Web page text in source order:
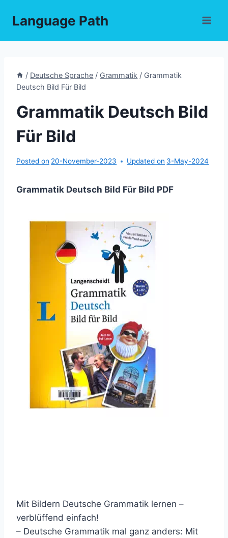
Language Path
/ Deutsche Sprache / Grammatik / Grammatik
Deutsch Bild Für Bild
Grammatik Deutsch Bild
Für Bild
Posted on 20-November-2023 Updated on 3-May-2024
Grammatik Deutsch Bild Für Bild PDF
Mit Bildern Deutsche Grammatik lernen –
verblüffend einfach!
– Deutsche Grammatik mal ganz anders: Mit